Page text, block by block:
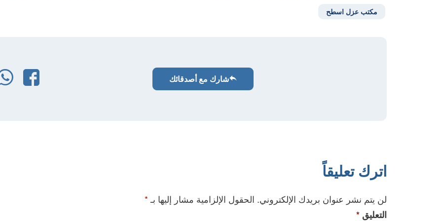
مكتب عزل اسطح
شارك مع أصدقائك
اترك تعليقاً
لن يتم نشر عنوان بريدك الإلكتروني. الحقول الإلزامية مشار إليها بـ *
التعليق *